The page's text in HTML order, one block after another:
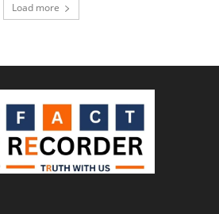
Load more